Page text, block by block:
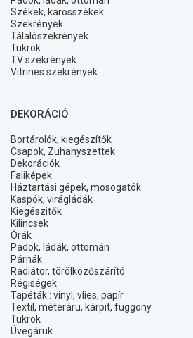
Székek, karosszékek
Szekrények
Tálalószekrények
Tükrök
TV szekrények
Vitrines szekrények
DEKORÁCIÓ
Bortárolók, kiegészítők
Csapok, Zuhanyszettek
Dekorációk
Faliképek
Háztartási gépek, mosogatók
Kaspók, virágládák
Kiegészitők
Kilincsek
Órák
Padok, ládák, ottomán
Párnák
Radiátor, törölközőszárító
Régiségek
Tapéták : vinyl, vlies, papír
Textil, méteráru, kárpit, függöny
Tükrök
Üvegáruk